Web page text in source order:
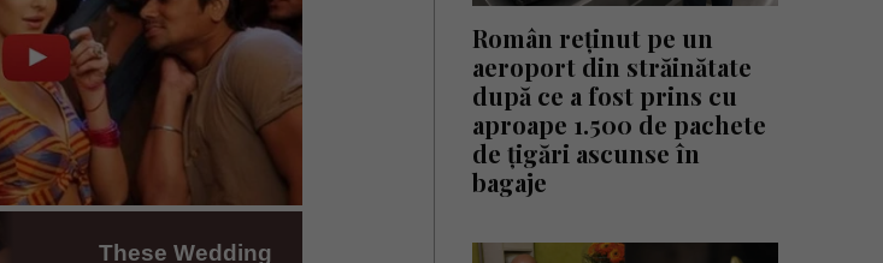
Român reținut pe un
aeroport din străinătate
după ce a fost prins cu
aproape 1.500 de pachete
de țigări ascunse în
bagaje